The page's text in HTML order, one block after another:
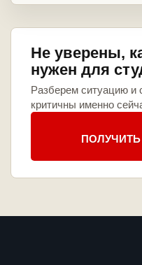
Не уверены,
нужен для
Разберем ситуацию и
критичны именно